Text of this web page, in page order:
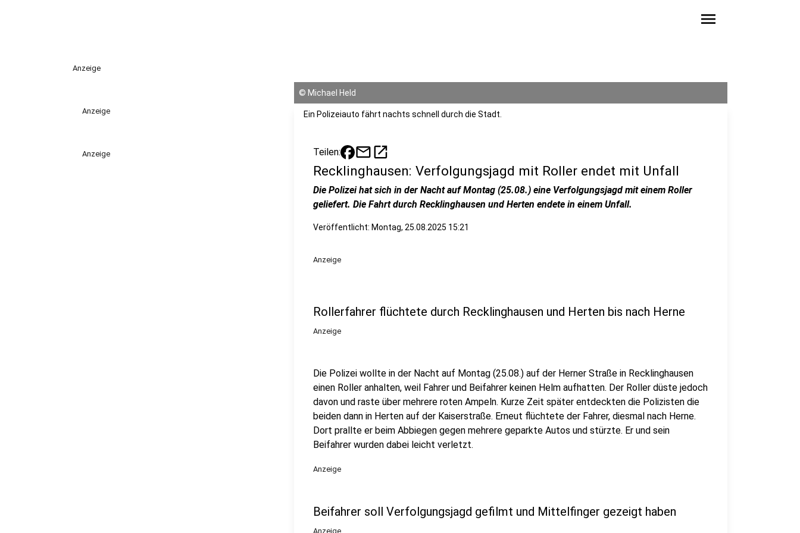
menu
Anzeige
Anzeige
Anzeige
© Michael Held
Ein Polizeiauto fährt nachts schnell durch die Stadt.
Teilen: mailopen_in_new
Recklinghausen: Verfolgungsjagd mit Roller endet mit Unfall
Die Polizei hat sich in der Nacht auf Montag (25.08.) eine Verfolgungsjagd mit einem Roller
geliefert. Die Fahrt durch Recklinghausen und Herten endete in einem Unfall.
Veröffentlicht: Montag, 25.08.2025 15:21
Anzeige
Rollerfahrer flüchtete durch Recklinghausen und Herten bis nach Herne
Anzeige
Die Polizei wollte in der Nacht auf Montag (25.08.) auf der Herner Straße in Recklinghausen
einen Roller anhalten, weil Fahrer und Beifahrer keinen Helm aufhatten. Der Roller düste jedoch
davon und raste über mehrere roten Ampeln. Kurze Zeit später entdeckten die Polizisten die
beiden dann in Herten auf der Kaiserstraße. Erneut flüchtete der Fahrer, diesmal nach Herne.
Dort prallte er beim Abbiegen gegen mehrere geparkte Autos und stürzte. Er und sein
Beifahrer wurden dabei leicht verletzt.
Anzeige
Beifahrer soll Verfolgungsjagd gefilmt und Mittelfinger gezeigt haben
Anzeige